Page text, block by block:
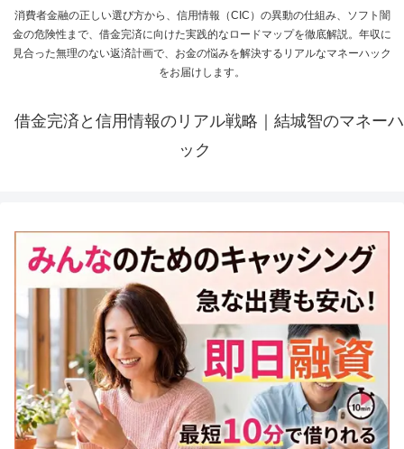
消費者金融の正しい選び方から、信用情報（CIC）の異動の仕組み、ソフト闇
金の危険性まで、借金完済に向けた実践的なロードマップを徹底解説。年収に
見合った無理のない返済計画で、お金の悩みを解決するリアルなマネーハック
をお届けします。
借金完済と信用情報のリアル戦略｜結城智のマネーハ
ック